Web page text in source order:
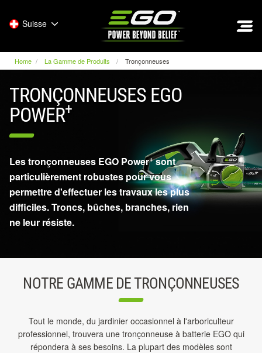
Suisse
Home La Gamme de Produits Tronçonneuses
TRONÇONNEUSES EGO
POWER+
Les tronçonneuses EGO Power+sont
particulièrement robustes pour vous
permettre d'effectuer les travaux les plus
difficiles. Troncs, bûches, branches, rien
ne leur résiste.
NOTRE GAMME DE TRONÇONNEUSES
Tout le monde, du jardinier occasionnel à l'arboriculteur
professionnel, trouvera une tronçonneuse à batterie EGO qui
répondera à ses besoins. La plupart des modèles sont